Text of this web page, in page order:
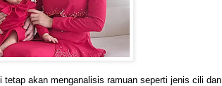
akan menganalisis ramuan seperti jenis cili dan